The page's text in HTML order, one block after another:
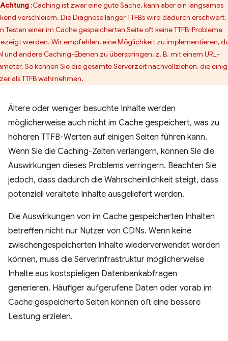
Achtung :Caching ist zwar eine gute Sache, kann aber ein langsames
verschleiern. Die Diagnose langer TTFBs wird dadurch erschwert,
Testen einer im Cache gespeicherten Seite oft keine TTFB-Probleme
werden. Wir empfehlen, eine Möglichkeit zu implementieren,
und andere Caching-Ebenen zu überspringen, z. B. mit einem URL-
So können Sie die gesamte Serverzeit nachvollziehen, die
als TTFB wahrnehmen.
Ältere oder weniger besuchte Inhalte werden
möglicherweise auch nicht im Cache gespeichert, was zu
höheren TTFB-Werten auf einigen Seiten führen kann.
Wenn Sie die Caching-Zeiten verlängern, können Sie die
Auswirkungen dieses Problems verringern. Beachten Sie
jedoch, dass dadurch die Wahrscheinlichkeit steigt, dass
potenziell veraltete Inhalte ausgeliefert werden.
Die Auswirkungen von im Cache gespeicherten Inhalten
betreffen nicht nur Nutzer von CDNs. Wenn keine
zwischengespeicherten Inhalte wiederverwendet werden
können, muss die Serverinfrastruktur möglicherweise
Inhalte aus kostspieligen Datenbankabfragen
generieren. Häufiger aufgerufene Daten oder vorab im
Cache gespeicherte Seiten können oft eine bessere
Leistung erzielen.